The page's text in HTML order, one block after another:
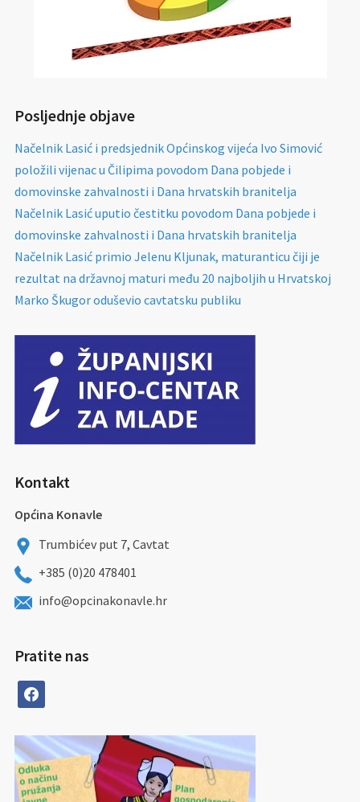
Posljednje objave
Načelnik Lasić i predsjednik Općinskog vijeća Ivo Simović
položili vijenac u Čilipima povodom Dana pobjede i
domovinske zahvalnosti i Dana hrvatskih branitelja
Načelnik Lasić uputio čestitku povodom Dana pobjede i
domovinske zahvalnosti i Dana hrvatskih branitelja
Načelnik Lasić primio Jelenu Kljunak, maturanticu čiji je
rezultat na državnoj maturi među 20 najboljih u Hrvatskoj
Marko Škugor oduševio cavtatsku publiku
Kontakt
Općina Konavle
Trumbićev put 7, Cavtat
+385 (0)20 478401
info@opcinakonavle.hr
Pratite nas
facebook